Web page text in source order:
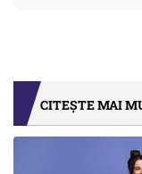
CITEȘTE MAI